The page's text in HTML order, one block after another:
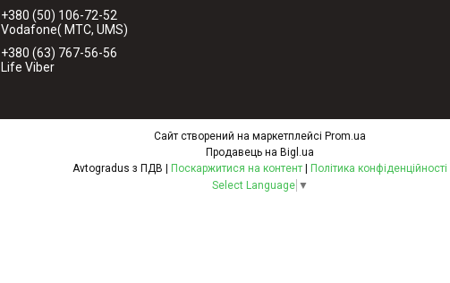
+380 (50) 106-72-52
Vodafone( МТС, UMS)
+380 (63) 767-56-56
Life Viber
Сайт створений на маркетплейсі Prom.ua
Продавець на Bigl.ua
Поскаржитися на контент
Політика конфіденційності
Select Language ▼